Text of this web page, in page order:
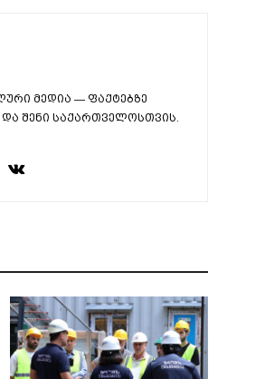
მედია — ფაქტებზე
შენი საქართველოსთვის.